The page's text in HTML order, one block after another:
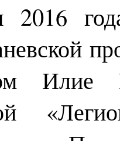
2016
Илие